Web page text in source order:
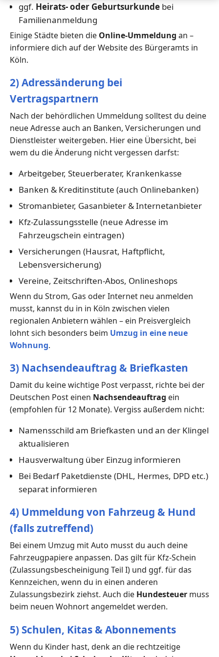
ggf. Heirats- oder Geburtsurkundebei
Familienanmeldung
Einige Städte bieten die Online-Ummeldung an –
informiere dich auf der Website des Bürgeramts in
Köln.
2) Adressänderung bei
Vertragspartnern
Nach der behördlichen Ummeldung solltest du deine
neue Adresse auch an Banken, Versicherungen und
Dienstleister weitergeben. Hier eine Übersicht, bei
wem du die Änderung nicht vergessen darfst:
Arbeitgeber, Steuerberater, Krankenkasse
Banken & Kreditinstitute (auch Onlinebanken)
Stromanbieter, Gasanbieter & Internetanbieter
Kfz-Zulassungsstelle (neue Adresse im
Fahrzeugschein eintragen)
Versicherungen (Hausrat, Haftpflicht,
Lebensversicherung)
Vereine, Zeitschriften-Abos, Onlineshops
Wenn du Strom, Gas oder Internet neu anmelden
musst, kannst du in in Köln zwischen vielen
regionalen Anbietern wählen – ein Preisvergleich
lohnt sich besonders beim Umzug in eine neue
Wohnung.
3) Nachsendeauftrag & Briefkasten
Damit du keine wichtige Post verpasst, richte bei der
Deutschen Post einen Nachsendeauftrag ein
(empfohlen für 12 Monate). Vergiss außerdem nicht:
Namensschild am Briefkasten und an der Klingel
aktualisieren
Hausverwaltung über Einzug informieren
Bei Bedarf Paketdienste (DHL, Hermes, DPD etc.)
separat informieren
4) Ummeldung von Fahrzeug & Hund
(falls zutreffend)
Bei einem Umzug mit Auto musst du auch deine
Fahrzeugpapiere anpassen. Das gilt für Kfz-Schein
(Zulassungsbescheinigung Teil I) und ggf. für das
Kennzeichen, wenn du in einen anderen
Zulassungsbezirk ziehst. Auch die Hundesteuer muss
beim neuen Wohnort angemeldet werden.
5) Schulen, Kitas & Abonnements
Wenn du Kinder hast, denk an die rechtzeitige